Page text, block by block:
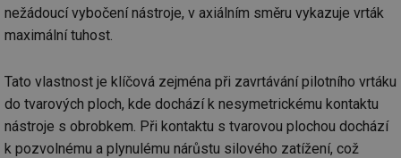
nežádoucí vybočení nástroje, v axiálním směru vykazuje vrták
maximální tuhost.
Tato vlastnost je klíčová zejména při zavrtávání pilotního vrtáku
do tvarových ploch, kde dochází k nesymetrickému kontaktu
nástroje s obrobkem. Při kontaktu s tvarovou plochou dochází
k pozvolnému a plynulému nárůstu silového zatížení, což